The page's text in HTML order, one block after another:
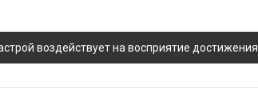
воздействует на восприятие достижения